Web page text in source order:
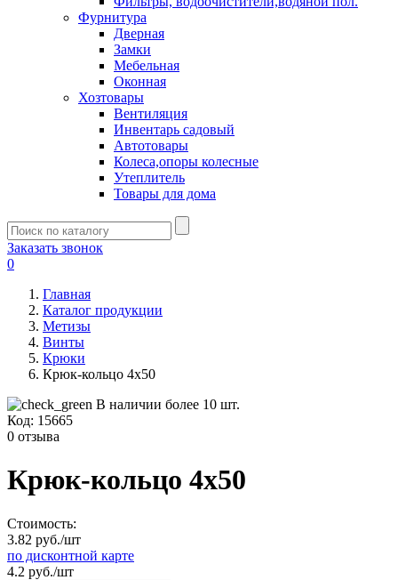
Фурнитура
Дверная
Замки
Мебельная
Оконная
Хозтовары
Вентиляция
Инвентарь садовый
Автотовары
Колеса,опоры колесные
Утеплитель
Товары для дома
Заказать звонок
0
Главная
Каталог продукции
Метизы
Винты
Крюки
Крюк-кольцо 4х50
В наличии более 10 шт.
Код: 15665
0 отзыва
Крюк-кольцо 4х50
Стоимость:
3.82 руб./шт
по дисконтной карте
4.2 руб./шт